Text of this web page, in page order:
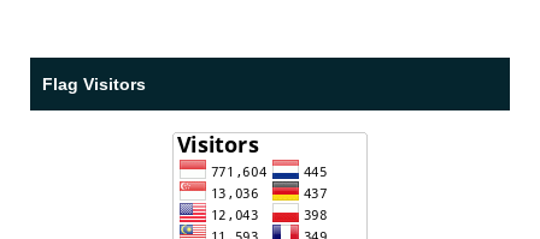
Flag Visitors